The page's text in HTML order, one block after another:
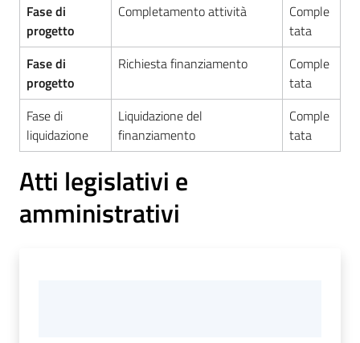
Fase di
progetto
Completamento attività
Comple
tata
Fase di
progetto
Richiesta finanziamento
Comple
tata
Fase di
liquidazione
Liquidazione del
finanziamento
Comple
tata
Atti legislativi e
amministrativi